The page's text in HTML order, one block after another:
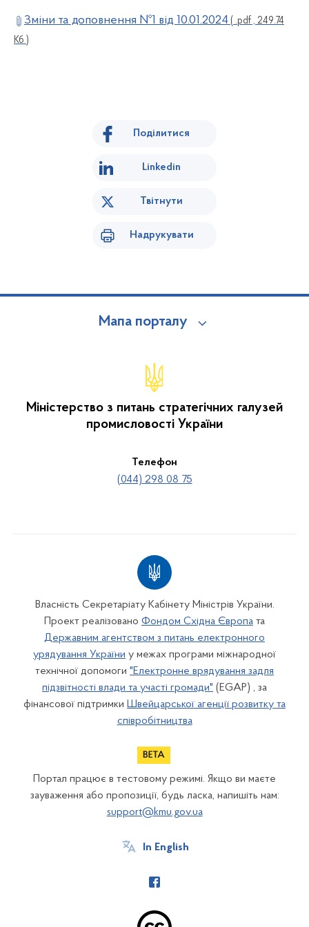
Зміни та доповнення №1 від 10.01.2024 ( .pdf , 249.74
Кб )
Поділитися
Linkedin
Твітнути
Надрукувати
Мапа порталу
Міністерство з питань стратегічних галузей
промисловості України
Телефон
(044) 298 08 75
Власність Секретаріату Кабінету Міністрів України.
Проект реалізовано Фондом Східна Європа та
Державним агентством з питань електронного
урядування України у межах програми міжнародної
технічної допомоги "Електронне врядування задля
підзвітності влади та участі громади" (EGAP) , за
фінансової підтримки Швейцарської агенції розвитку та
співробітництва
Портал працює в тестовому режимі. Якщо ви маєте
зауваження або пропозиції, будь ласка, напишіть нам:
support@kmu.gov.ua
In English